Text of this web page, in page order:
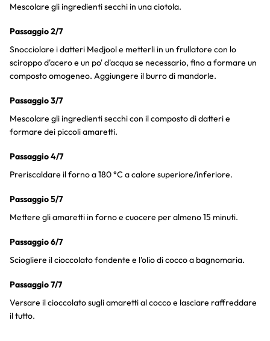
Mescolare gli ingredienti secchi in una ciotola.
Passaggio 2/7
Snocciolare i datteri Medjool e metterli in un frullatore con lo
sciroppo d'acero e un po' d'acqua se necessario, fino a formare un
composto omogeneo. Aggiungere il burro di mandorle.
Passaggio 3/7
Mescolare gli ingredienti secchi con il composto di datteri e
formare dei piccoli amaretti.
Passaggio 4/7
Preriscaldare il forno a 180 °C a calore superiore/inferiore.
Passaggio 5/7
Mettere gli amaretti in forno e cuocere per almeno 15 minuti.
Passaggio 6/7
Sciogliere il cioccolato fondente e l'olio di cocco a bagnomaria.
Passaggio 7/7
Versare il cioccolato sugli amaretti al cocco e lasciare raffreddare
il tutto.